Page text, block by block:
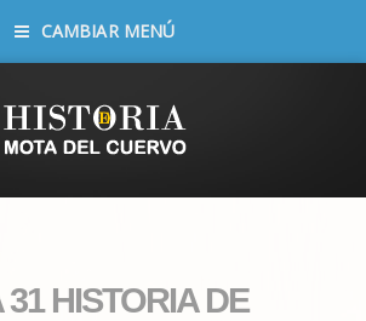
CAMBIAR MENÚ
31 HISTORIA DE